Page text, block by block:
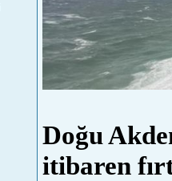
Doğu
itibaren